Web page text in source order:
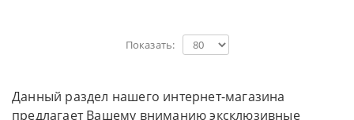
Показать:
Данный раздел нашего интернет-магазина
предлагает Вашему вниманию эксклюзивные